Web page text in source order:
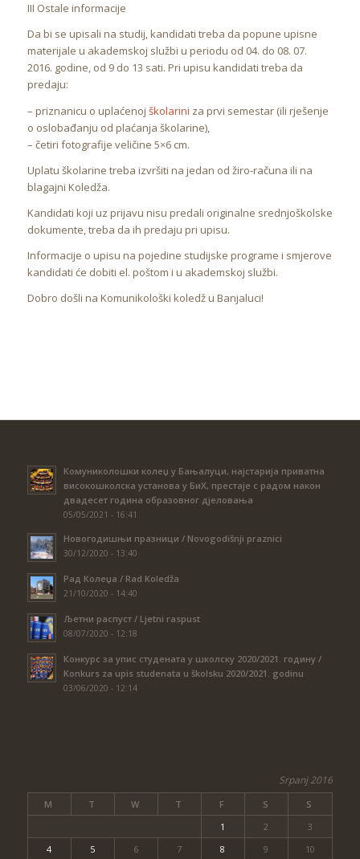
III Ostale informacije
Da bi se upisali na studij, kandidati treba da popune upisne
materijale u akademskoj službi u periodu od 04. do 08. 07.
2016. godine, od 9 do 13 sati. Pri upisu kandidati treba da
predaju:
– priznanicu o uplaćenoj školarini za prvi semestar (ili rješenje
o oslobađanju od plaćanja školarine),
– četiri fotografije veličine 5×6 cm.
Uplatu školarine treba izvršiti na jedan od žiro-računa ili na
blagajni Koledža.
Kandidati koji uz prijavu nisu predali originalne srednjoškolske
dokumente, treba da ih predaju pri upisu.
Informacije o upisu na pojedine studijske programe i smjerove
kandidati će dobiti el. poštom i u akademskoj službi.
Dobro došli na Komunikološki koledž u Banjaluci!
Комуниколошки колеџ у Бањалуци, најстарија приватна
високошколска установа у БиХ, престаје с радом након
двадесет година образовног дјеловања
05/05/2021 - 16:41
Новогодишњи празници / Novogodišnji praznici
30/12/2020 - 13:40
Рад Колеџа / Rad Koledža
21/10/2020 - 14:40
Љетни распуст / Ljetni raspust
08/07/2020 - 12:18
Конкурс за упис студената у школску 2020/2021. годину /
Konkurs za upis studenata u školsku 2020/2021. godinu
03/06/2020 - 12:14
Srpanj 2016
M T W T F S S
1 2
3
4
5 6 7 8 9
10